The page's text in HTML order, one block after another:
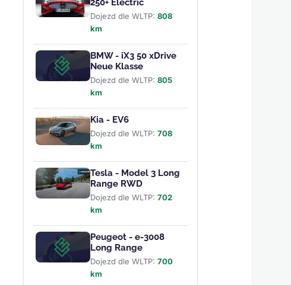
250+ Electric
Dojezd dle WLTP: 808
km
BMW - iX3 50 xDrive
Neue Klasse
Dojezd dle WLTP: 805
km
Kia - EV6
Dojezd dle WLTP: 708
km
Tesla - Model 3 Long
Range RWD
Dojezd dle WLTP: 702
km
Peugeot - e-3008
Long Range
Dojezd dle WLTP: 700
km